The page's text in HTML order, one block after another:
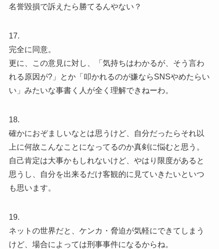
名誉毀損で訴えたら勝てるんやない？
17.
完全に同意。
更に、この意見に対し、「気持ちはわかるが、そう言わ
れる原因が?」とか「叩かれるのが嫌ならSNSやめたらい
い」みたいな事書く人が全く理解できねーわ。
18.
確かにおぞましいなとは思うけど、自分だったらそれ以
上に何故こんなことになってるのか真剣に悩むと思う。
自己肯定は大事かもしれないけど、やはり限度があると
思うし、自分を出来るだけ客観的に見ていきたいといつ
も思います。
19.
ネットの世界だと、ケンカ・脅迫が気軽にできてしまう
けど、場合によっては刑事事件になるからね。